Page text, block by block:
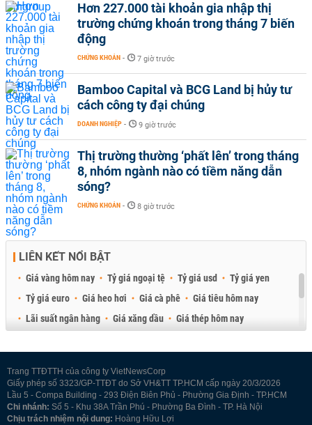
Hơn 227.000 tài khoản gia nhập thị
trường chứng khoán trong tháng 7 biến
động
CHỨNG KHOÁN - 7 giờ trước
Bamboo Capital và BCG Land bị hủy tư
cách công ty đại chúng
DOANH NGHIỆP - 9 giờ trước
Thị trường thường ‘phất lên’ trong tháng
8, nhóm ngành nào có tiềm năng dẫn
sóng?
CHỨNG KHOÁN - 8 giờ trước
LIÊN KẾT NỔI BẬT
Giá vàng hôm nay Tỷ giá ngoại tệ Tỷ giá usd
Tỷ giá yen
Tỷ giá euro
Giá heo hơi Giá cà phê
Giá tiêu hôm nay
Lãi suất ngân hàng
Giá xăng dầu
Giá thép hôm nay
Trang TTĐTTH của công ty VietNewsCorp
Giấy phép số 3323/GP-TTĐT do Sở VH&TT TP.HCM cấp ngày 20/3/2026
Lầu 5 - Compa Building - 293 Điện Biên Phủ - Phường Gia Định - TP.HCM
Chi nhánh: Số 5 - Khu 38A Trần Phú - Phường Ba Đình - TP. Hà Nội
Chịu trách nhiệm nội dung: Hoàng Hữu Lợi